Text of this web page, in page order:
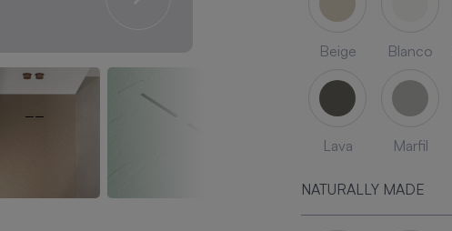
Beige Blanco
Lava Marfil
NATURALLY MADE